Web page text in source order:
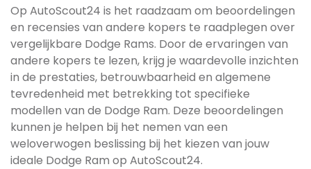
Op AutoScout24 is het raadzaam om beoordelingen
en recensies van andere kopers te raadplegen over
vergelijkbare Dodge Rams. Door de ervaringen van
andere kopers te lezen, krijg je waardevolle inzichten
in de prestaties, betrouwbaarheid en algemene
tevredenheid met betrekking tot specifieke
modellen van de Dodge Ram. Deze beoordelingen
kunnen je helpen bij het nemen van een
weloverwogen beslissing bij het kiezen van jouw
ideale Dodge Ram op AutoScout24.